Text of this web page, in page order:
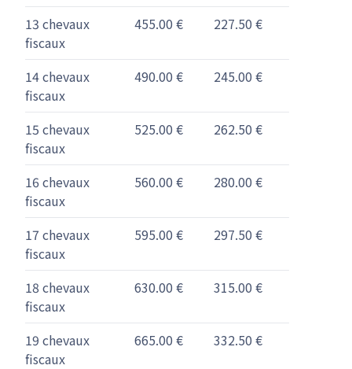
13 chevaux
fiscaux
455.00 € 227.50 €
14 chevaux
fiscaux
490.00 € 245.00 €
15 chevaux
fiscaux
525.00 € 262.50 €
16 chevaux
fiscaux
560.00 € 280.00 €
17 chevaux
fiscaux
595.00 € 297.50 €
18 chevaux
fiscaux
630.00 € 315.00 €
19 chevaux
fiscaux
665.00 € 332.50 €